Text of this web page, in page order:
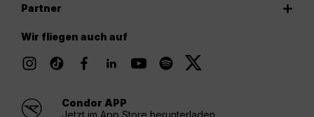
Partner
Wir fliegen auch auf
Condor APP